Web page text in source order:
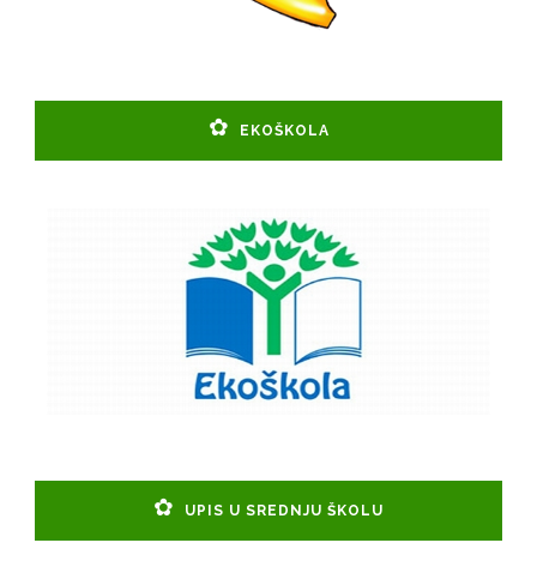
EKOŠKOLA
UPIS U SREDNJU ŠKOLU